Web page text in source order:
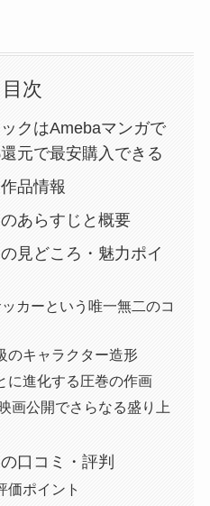
目次
クはAmebaマンガで
元で最安購入できる
品情報
あらすじと概要
見どころ・魅力ポイ
カーという唯一無二のコ
のキャラクター造形
に進化する圧巻の作画
画公開でさらなる盛り上
口コミ・評判
価ポイント